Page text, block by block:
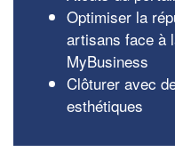
Optimiser la
artisans face à
MyBusiness
Clôturer avec
esthétiques